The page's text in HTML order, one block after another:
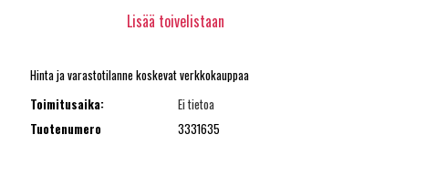
Lisää toivelistaan
Hinta ja varastotilanne koskevat verkkokauppaa
Toimitusaika:
Ei tietoa
Tuotenumero
3331635